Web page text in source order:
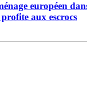
européen
aux escrocs